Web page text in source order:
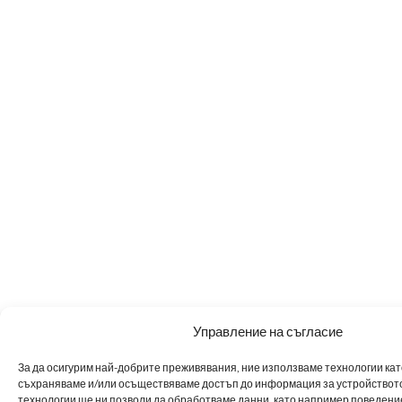
Управление на съгласие
За да осигурим най-добрите преживявания, ние използваме технологии
съхраняваме и/или осъществяваме достъп до информация за